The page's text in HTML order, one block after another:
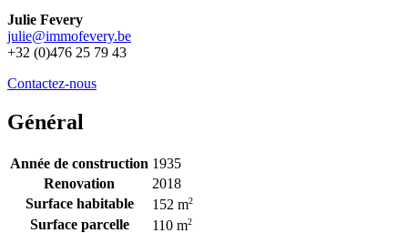
Julie Fevery
julie@immofevery.be
+32 (0)476 25 79 43
Contactez-nous
Général
Année de construction 1935
Renovation
2018
Surface habitable
152 m2
Surface parcelle 110 m2